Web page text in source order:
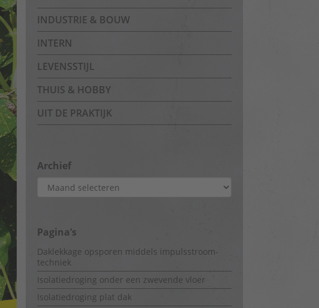
INDUSTRIE & BOUW
INTERN
LEVENSSTIJL
THUIS & HOBBY
UIT DE PRAKTIJK
Archief
Archief
Pagina’s
Daklekkage opsporen middels impulsstroom-
techniek
Isolatiedroging onder een zwevende vloer
Isolatiedroging plat dak